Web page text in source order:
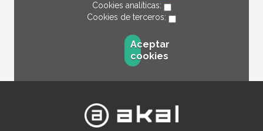
Cookies analíticas:
Cookies de terceros:
Aceptar
cookies